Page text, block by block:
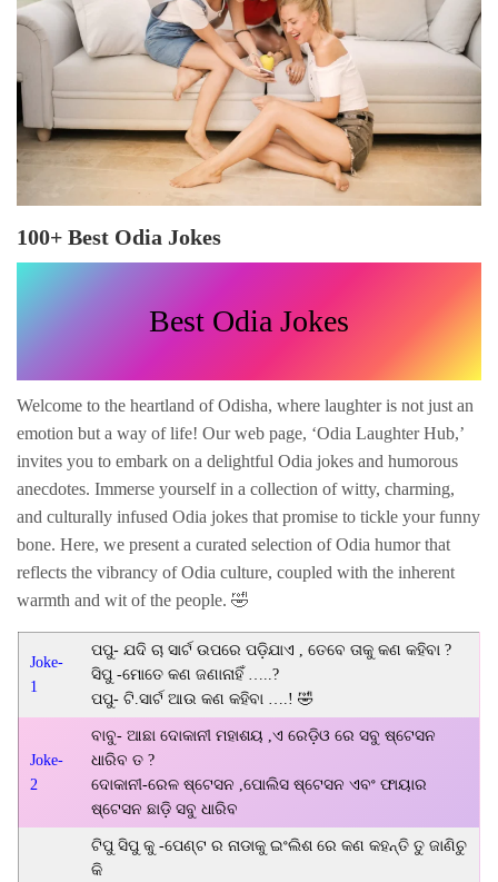
100+ Best Odia Jokes
Best Odia Jokes
Welcome to the heartland of Odisha, where laughter is not just an
emotion but a way of life! Our web page, ‘Odia Laughter Hub,’
invites you to embark on a delightful Odia jokes and humorous
anecdotes. Immerse yourself in a collection of witty, charming,
and culturally infused Odia jokes that promise to tickle your funny
bone. Here, we present a curated selection of Odia humor that
reflects the vibrancy of Odia culture, coupled with the inherent
warmth and wit of the people. 🤣
Joke-
1
ପପୁ- ଯଦି ଚା ସାର୍ଟ ଉପରେ ପଡ଼ିଯାଏ , ତେବେ ତାକୁ କଣ କହିବା ?
ସିପୁ -ମୋତେ କଣ ଜଣାନାହିଁ …..?
ପପୁ- ଟି.ସାର୍ଟ ଆଉ କଣ କହିବା ….! 🤣
Joke-
2
ବାବୁ- ଆଛା ଦୋକାନୀ ମହାଶୟ ,ଏ ରେଡ଼ିଓ ରେ ସବୁ ଷ୍ଟେସନ
ଧାରିବ ତ ?
ଦୋକାନୀ-ରେଳ ଷ୍ଟେସନ ,ପୋଲିସ ଷ୍ଟେସନ ଏବଂ ଫାୟାର
ଷ୍ଟେସନ ଛାଡ଼ି ସବୁ ଧାରିବ
ଟିପୁ ସିପୁ କୁ -ପେଣ୍ଟ ର ନାଡାକୁ ଇଂଲିଶ ରେ କଣ କହନ୍ତି ତୁ ଜାଣିଚୁ
କି